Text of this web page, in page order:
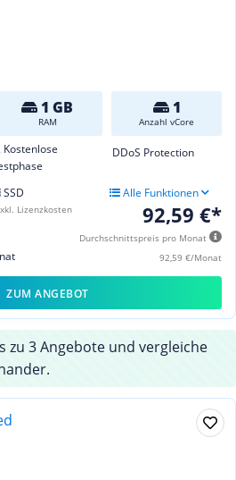
1 GB
RAM
1
Anzahl vCore
Kostenlose
DDoS Protection
SSD Alle Funktionen
92,59 €*
Durchschnittspreis pro Monat
92,59 €/Monat
Lizenzkosten
ZUM ANGEBOT
zu 3 Angebote und vergleiche